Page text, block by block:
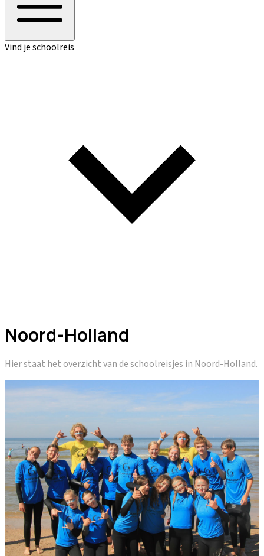
Vind je schoolreis
Noord-Holland
Hier staat het overzicht van de schoolreisjes in Noord-Holland.